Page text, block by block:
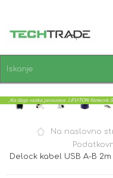
PRIJAVA
Na naslovno
Delock kabel USB A-B